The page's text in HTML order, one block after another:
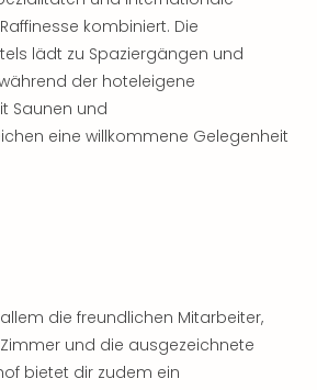
kombiniert. Die
lädt zu Spaziergängen und
der hoteleigene
Saunen und
eine willkommene Gelegenheit
die freundlichen Mitarbeiter,
und die ausgezeichnete
bietet dir zudem ein